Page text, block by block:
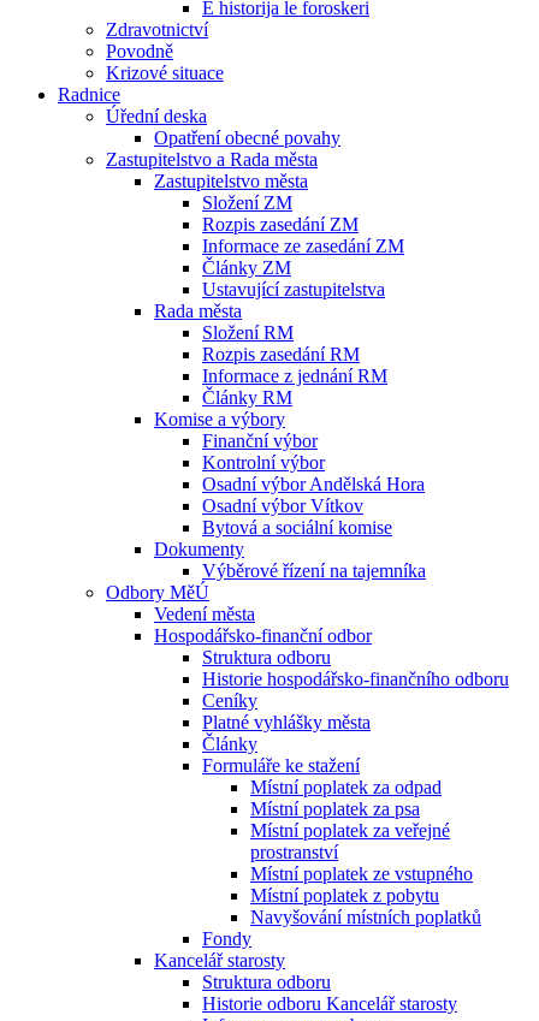
E historija le foroskeri
Zdravotnictví
Povodně
Krizové situace
Radnice
Úřední deska
Opatření obecné povahy
Zastupitelstvo a Rada města
Zastupitelstvo města
Složení ZM
Rozpis zasedání ZM
Informace ze zasedání ZM
Články ZM
Ustavující zastupitelstva
Rada města
Složení RM
Rozpis zasedání RM
Informace z jednání RM
Články RM
Komise a výbory
Finanční výbor
Kontrolní výbor
Osadní výbor Andělská Hora
Osadní výbor Vítkov
Bytová a sociální komise
Dokumenty
Výběrové řízení na tajemníka
Odbory MěÚ
Vedení města
Hospodářsko-finanční odbor
Struktura odboru
Historie hospodářsko-finančního odboru
Ceníky
Platné vyhlášky města
Články
Formuláře ke stažení
Místní poplatek za odpad
Místní poplatek za psa
Místní poplatek za veřejné
prostranství
Místní poplatek ze vstupného
Místní poplatek z pobytu
Navyšování místních poplatků
Fondy
Kancelář starosty
Struktura odboru
Historie odboru Kancelář starosty